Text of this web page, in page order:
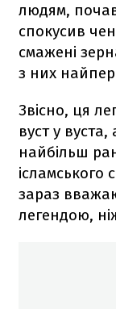
людям, почав
спокусив
смажені
з них
Звісно, ця
вуст у
найбільш
ісламського
зараз
легендою,